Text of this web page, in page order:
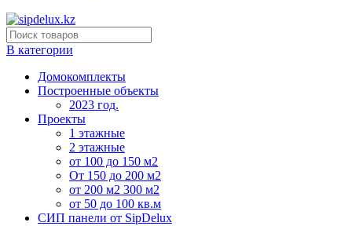
В категории
Домокомплекты
Построенные объекты
2023 год.
Проекты
1 этажные
2 этажные
от 100 до 150 м2
От 150 до 200 м2
от 200 м2 300 м2
от 50 до 100 кв.м
СИП панели от SipDelux